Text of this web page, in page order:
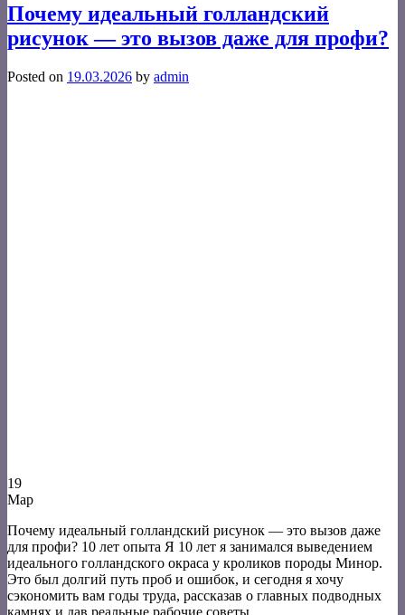
Почему идеальный голландский
рисунок — это вызов даже для профи?
Posted on 19.03.2026 by admin
19
Мар
Почему идеальный голландский рисунок — это вызов даже
для профи? 10 лет опыта Я 10 лет я занимался выведением
идеального голландского окраса у кроликов породы Минор.
Это был долгий путь проб и ошибок, и сегодня я хочу
сэкономить вам годы труда, рассказав о главных подводных
камнях и дав реальные рабочие советы.